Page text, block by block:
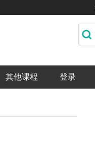
其他课程 登录